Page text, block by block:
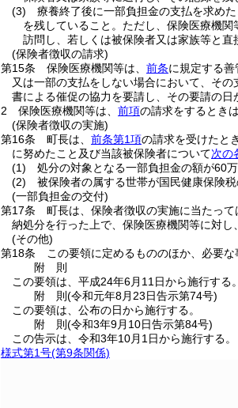
(3)
療養終了後に一部負担金の支払を求め
を残していること。 ただし、保険医療機
訪問し、若しくは被保険者又は家族等と直
(保険者徴収の請求)
第15条
保険医療機関等は、 前条に規定する
又は一部の支払をしない場合において、そ
書による催促の協力を要請し、その要請の
2
保険医療機関等は、 前項の請求をするとき
(保険者徴収の実施)
第16条
町長は、 前条第1項の請求を受けたと
に努めたこと及び当該被保険者について次の
(1)
処分の対象となる一部負担金の額が60万
(2)
被保険者の属する世帯が国民健康保険
(一部負担金の交付)
第17条
町長は、保険者徴収の実施に当たっ
納処分を行った上で、保険医療機関等に対
(その他)
第18条
この要領に定めるもののほか、必要な
附 則
この要領は、平成24年6月11日から施行する。
附 則(令和元年8月23日告示第74号)
この要領は、公布の日から施行する。
附 則(令和3年9月10日告示第84号)
この告示は、令和3年10月1日から施行する。
様式第1号(第9条関係)